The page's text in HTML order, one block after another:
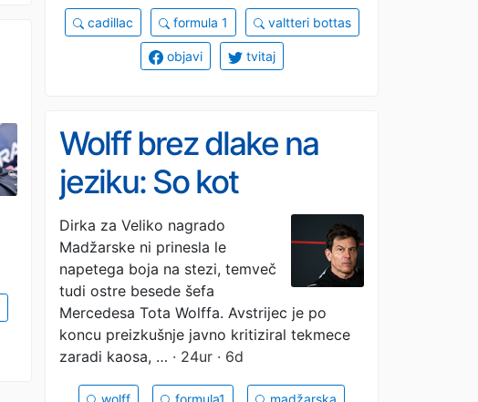
cadillac formula 1 valtteri bottas
objavi tvitaj
Wolff brez dlake na
jeziku: So kot
'Telebajski'!
Dirka za Veliko nagrado
Madžarske ni prinesla le
napetega boja na stezi, temveč
tudi ostre besede šefa
Mercedesa Tota Wolffa. Avstrijec je po
koncu preizkušnje javno kritiziral tekmece
zaradi kaosa, … · 24ur · 6d
wolff formula1 madžarska